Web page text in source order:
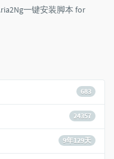
一键安装脚本 for
683
24357
9年129天